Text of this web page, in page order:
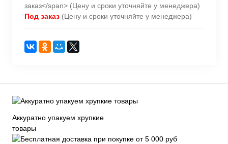
Под заказ (Цену и сроки уточняйте у менеджера)
Аккуратно упакуем хрупкие
товары